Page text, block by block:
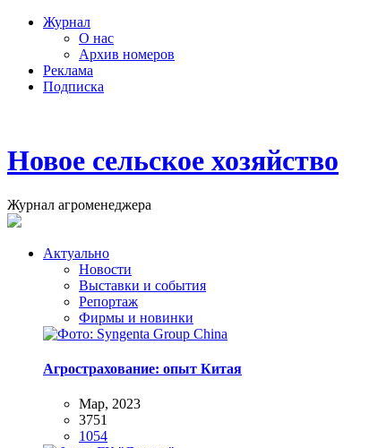
Журнал
О нас
Архив номеров
Реклама
Подписка
Новое сельское хозяйство
Журнал агроменеджера
Актуально
Новости
Выставки и события
Репортаж
Фирмы и новинки
Агрострахование: опыт Китая
Мар, 2023
3751
1054